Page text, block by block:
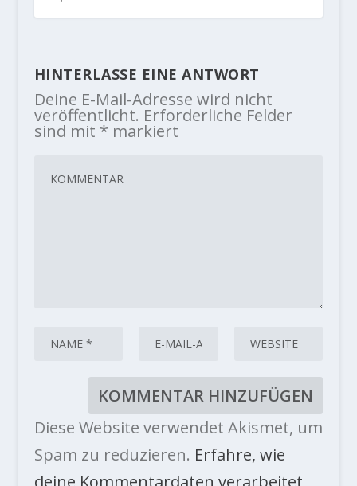
HINTERLASSE EINE ANTWORT
Deine E-Mail-Adresse wird nicht
veröffentlicht. Erforderliche Felder
sind mit * markiert
Diese Website verwendet Akismet, um
Spam zu reduzieren. Erfahre, wie